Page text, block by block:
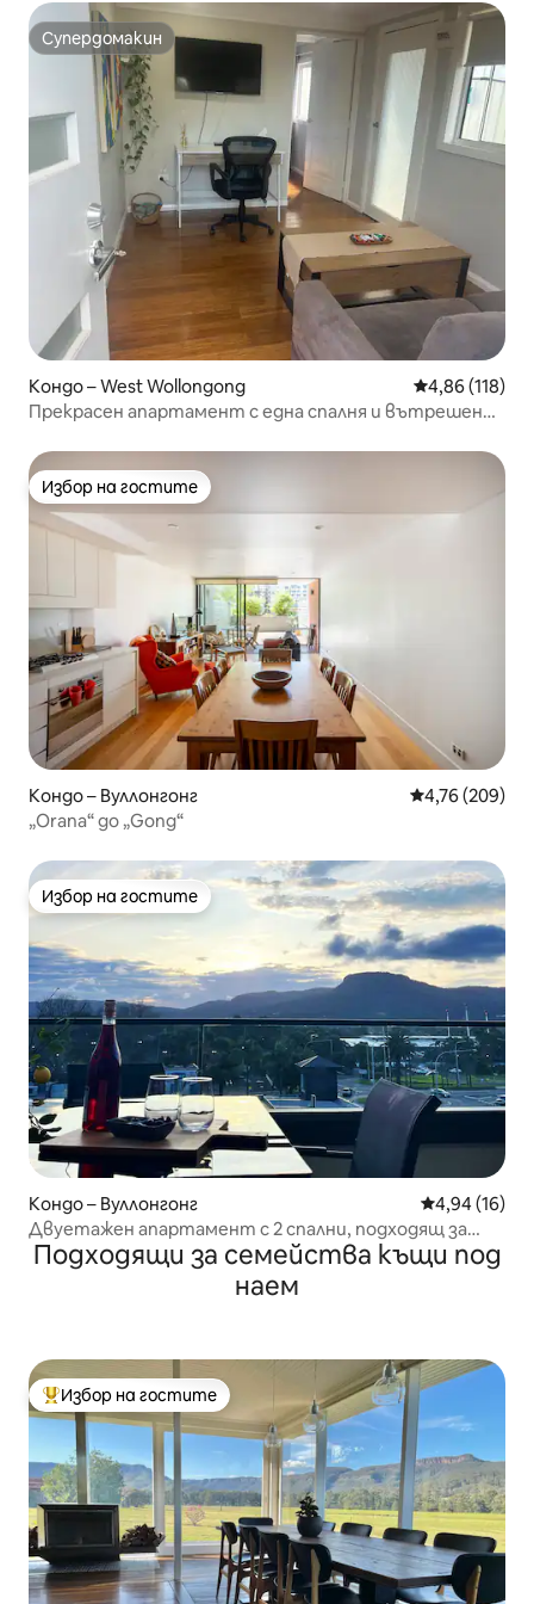
Супердомакин
Супердомакин
Кондо – West Wollongong Средна
4,86 (118)
Прекрасен апартамент с една спалня и вътрешен
Избор на гостите
Избор на гостите
Кондо – Вуллонгонг Средна
4,76 (209)
„Orana“ до „Gong“
Избор на гостите
Избор на гостите
Кондо – Вуллонгонг Средна
4,94 (16)
Двуетажен апартамент с 2 спални, подходящ за
кучета
Подходящи за семейства къщи под
наем
Най-популярен избор на гостите
Избор на гостите